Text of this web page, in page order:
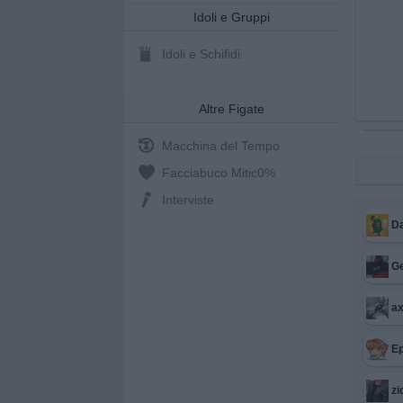
Idoli e Gruppi
Idoli e Schifidi
Altre Figate
Macchina del Tempo
Facciabuco Mitic0%
Interviste